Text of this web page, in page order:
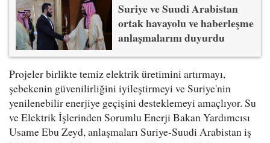
Suriye ve Suudi Arabistan
ortak havayolu ve haberleşme
anlaşmalarını duyurdu
Projeler birlikte temiz elektrik üretimini artırmayı,
şebekenin güvenilirliğini iyileştirmeyi ve Suriye'nin
yenilenebilir enerjiye geçişini desteklemeyi amaçlıyor. Su
ve Elektrik İşlerinden Sorumlu Enerji Bakan Yardımcısı
Usame Ebu Zeyd, anlaşmaları Suriye-Suudi Arabistan iş